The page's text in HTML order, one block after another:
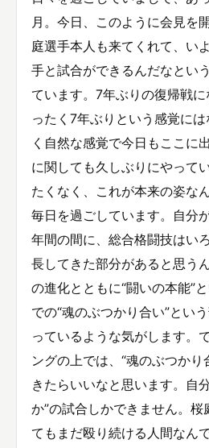
月。今日、このように会見を
庭選手本人も来てくれて、い
手と試合ができるんだなとい
ています。7年ぶりの復帰戦
ったく7年ぶりという感覚に
く自然な感覚で今日もここに
に関しても久しぶりにやって
たくなく、これが本来の姿な
毎日を過ごしています。自分
年間の間に、総合格闘技はい
長してきた部分があると思う
の進化とともに“闘いの本能”
での“魂のぶつかり合い”とい
っているような気がします。
ングの上では、“魂のぶつか
きたらいいなと思います。自
か”の試合しかできません。桜
てもまだ殴り続ける人間なん